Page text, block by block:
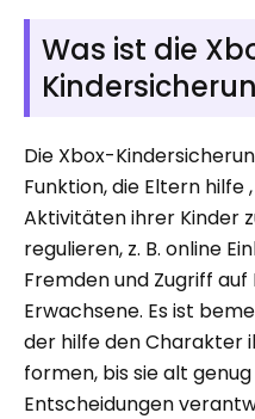
Was ist die
Die Xbox-
Funktion, die Eltern hilfe
Aktivitäten ihrer Kinder
regulieren, z. B. online
Fremden und Zugriff
Erwachsene. Es ist
der hilfe den Charakter
formen, bis sie alt
Entscheidungen